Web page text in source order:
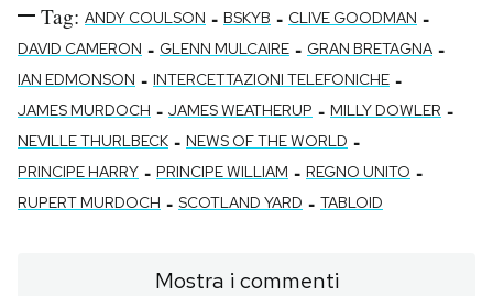
Tag: ANDY COULSON - BSKYB - CLIVE GOODMAN -
DAVID CAMERON - GLENN MULCAIRE - GRAN BRETAGNA -
IAN EDMONSON - INTERCETTAZIONI TELEFONICHE -
JAMES MURDOCH - JAMES WEATHERUP - MILLY DOWLER -
NEVILLE THURLBECK - NEWS OF THE WORLD -
PRINCIPE HARRY - PRINCIPE WILLIAM - REGNO UNITO -
RUPERT MURDOCH - SCOTLAND YARD - TABLOID
Mostra i commenti